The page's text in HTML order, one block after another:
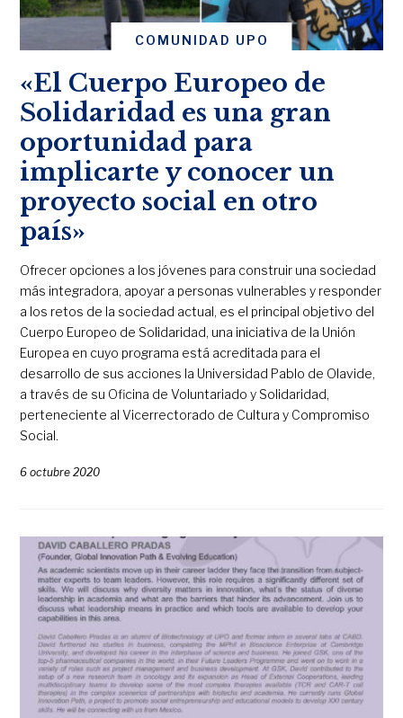
COMUNIDAD UPO
«El Cuerpo Europeo de
Solidaridad es una gran
oportunidad para
implicarte y conocer un
proyecto social en otro
país»
Ofrecer opciones a los jóvenes para construir una sociedad
más integradora, apoyar a personas vulnerables y responder
a los retos de la sociedad actual, es el principal objetivo del
Cuerpo Europeo de Solidaridad, una iniciativa de la Unión
Europea en cuyo programa está acreditada para el
desarrollo de sus acciones la Universidad Pablo de Olavide,
a través de su Oficina de Voluntariado y Solidaridad,
perteneciente al Vicerrectorado de Cultura y Compromiso
Social.
6 octubre 2020